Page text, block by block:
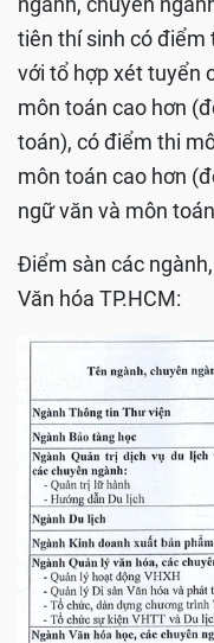
tiên thí sinh có điểm
với tổ hợp xét tuyển
môn toán cao hơn
toán), có điểm thi
môn toán cao hơn
ngữ văn và môn
Điểm sàn các
Văn hóa TP.HCM: